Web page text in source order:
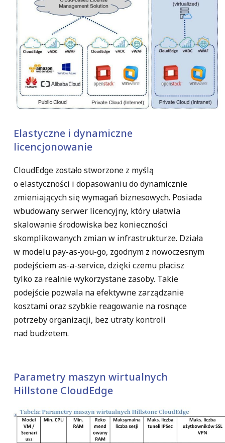
Elastyczne i dynamiczne
licencjonowanie
CloudEdge zostało stworzone z myślą
o elastyczności i dopasowaniu do dynamicznie
zmieniających się wymagań biznesowych. Posiada
wbudowany serwer licencyjny, który ułatwia
skalowanie środowiska bez konieczności
skomplikowanych zmian w infrastrukturze. Działa
w modelu pay-as-you-go, zgodnym z nowoczesnym
podejściemas-a-service, dzięki czemu płacisz
tylko za realnie wykorzystane zasoby. Takie
podejście pozwala naefektywne zarządzanie
kosztami oraz szybkie reagowanie na rosnące
potrzeby organizacji, bez utraty kontroli
nad budżetem.
Parametry maszyn wirtualnych
Hillstone CloudEdge